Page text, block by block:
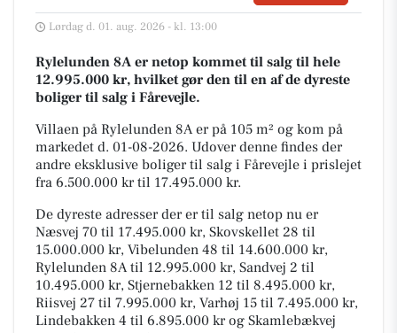
Lørdag d. 01. aug. 2026 - kl. 13:00
Rylelunden 8A er netop kommet til salg til hele
12.995.000 kr, hvilket gør den til en af de dyreste
boliger til salg i Fårevejle.
Villaen på Rylelunden 8A er på 105 m² og kom på
markedet d. 01-08-2026. Udover denne findes der
andre eksklusive boliger til salg i Fårevejle i prislejet
fra 6.500.000 kr til 17.495.000 kr.
De dyreste adresser der er til salg netop nu er
Næsvej 70 til 17.495.000 kr, Skovskellet 28 til
15.000.000 kr, Vibelunden 48 til 14.600.000 kr,
Rylelunden 8A til 12.995.000 kr, Sandvej 2 til
10.495.000 kr, Stjernebakken 12 til 8.495.000 kr,
Riisvej 27 til 7.995.000 kr, Varhøj 15 til 7.495.000 kr,
Lindebakken 4 til 6.895.000 kr og Skamlebækvej